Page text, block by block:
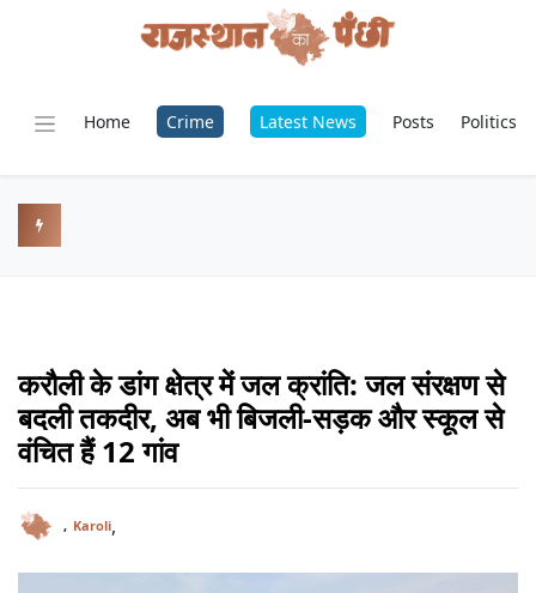
Home Crime Latest News Posts Politics
करौली के डांग क्षेत्र में जल क्रांति: जल संरक्षण से
बदली तकदीर, अब भी बिजली-सड़क और स्कूल से
वंचित हैं 12 गांव
, Karoli,